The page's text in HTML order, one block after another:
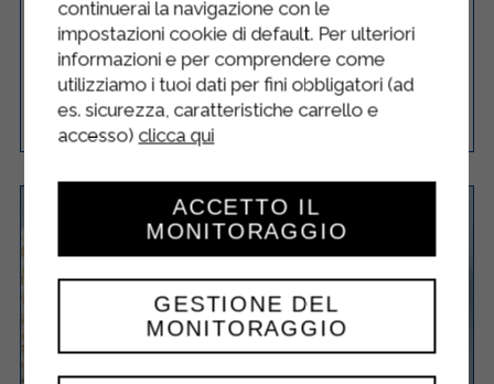
Facile 4 10 Minuti
continuerai la navigazione con le
impostazioni cookie di default. Per ulteriori
informazioni e per comprendere come
utilizziamo i tuoi dati per fini obbligatori (ad
es. sicurezza, caratteristiche carrello e
accesso) clicca qui
GESTIONE DEL
MONITORAGGIO
ACCETTO IL
MONITORAGGIO